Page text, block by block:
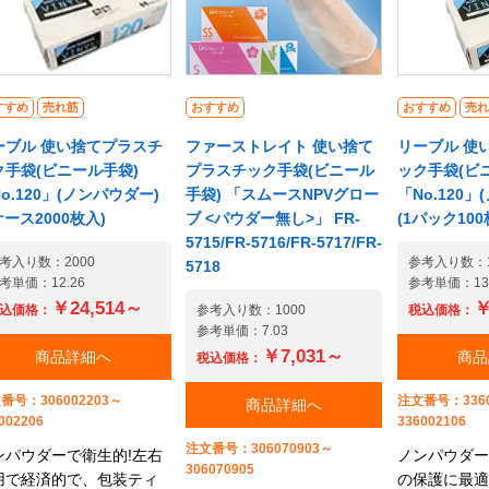
すめ 売れ筋
ブル 使い捨てプラスチ
手袋(ビニール手袋)
」(ノンパウダー)
ース2000枚入)
入り数：2000
単価：12.26
価格： ￥24,514～
商品詳細へ
号：306002203～
パウダーで衛生的!左右
で経済的で、包装ティ
おすすめ
ファーストレイト 使い捨て
プラスチック手袋(ビニール
手袋) 「スムースNPVグロー
ブ <パウダー無し>」 FR-
5715/FR-5716/FR-5717/FR-
5718
参考入り数：1000
参考単価：7.03
税込価格： ￥7,031～
商品詳細へ
注文番号：306070903～
306070905
おすすめ 売
リーブル 使
ック手袋(ビ
「No.120」
(1パック100
参考入り数
参考単価：
税込価格：
商
注文番号：
336002106
ノンパウダ
の保護に最